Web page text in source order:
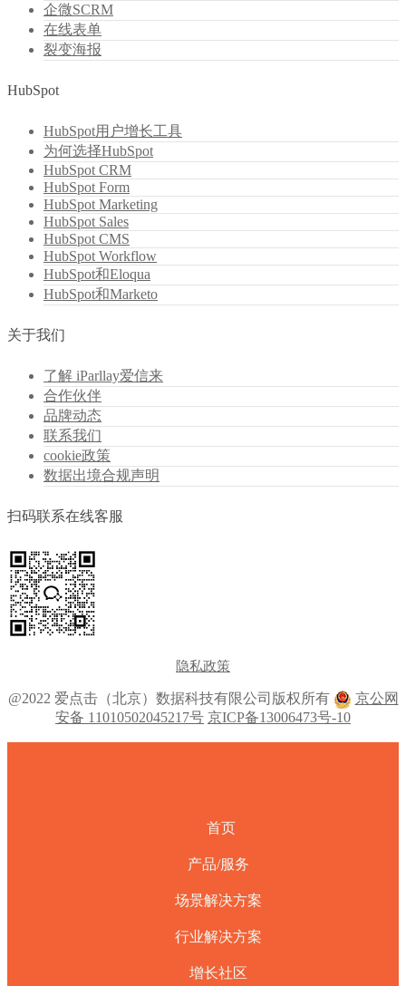
企微SCRM
在线表单
裂变海报
HubSpot
HubSpot用户增长工具
为何选择HubSpot
HubSpot CRM
HubSpot Form
HubSpot Marketing
HubSpot Sales
HubSpot CMS
HubSpot Workflow
HubSpot和Eloqua
HubSpot和Marketo
关于我们
了解 iParllay爱信来
合作伙伴
品牌动态
联系我们
cookie政策
数据出境合规声明
扫码联系在线客服
隐私政策
@2022 爱点击（北京）数据科技有限公司版权所有
京公网
安备 11010502045217号 京ICP备13006473号-10
首页
产品/服务
场景解决方案
行业解决方案
增长社区